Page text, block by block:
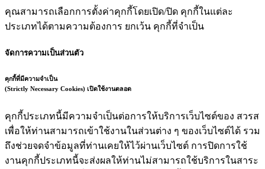
คุณสามารถเลือกการตั้งค่าคุกกี้โดยเปิด/ปิด คุกกี้ในแต่ละ
ประเภทได้ตามความต้องการ ยกเว้น คุกกี้ที่จำเป็น
จัดการความเป็นส่วนตัว
คุกกี้ที่มีความจำเป็น
(Strictly Necessary Cookies) เปิดใช้งานตลอด
คุกกี้ประเภทนี้มีความจำเป็นต่อการให้บริการเว็บไซต์ของ สวรส
เพื่อให้ท่านสามารถเข้าใช้งานในส่วนต่าง ๆ ของเว็บไซต์ได้ รวม
ถึงช่วยจดจำข้อมูลที่ท่านเคยให้ไว้ผ่านเว็บไซต์ การปิดการใช้
งานคุกกี้ประเภทนี้จะส่งผลให้ท่านไม่สามารถใช้บริการในสาระ